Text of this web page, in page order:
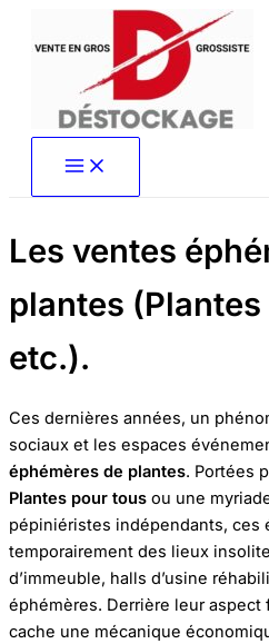
Les ventes
plantes
etc.).
Ces dernières années, un
sociaux et les espaces
éphémères de plantes. Portées
Plantes pour tous ou une
pépiniéristes indépendants, ces
temporairement des lieux
d’immeuble, halls d’usine
éphémères. Derrière leur
cache une mécanique